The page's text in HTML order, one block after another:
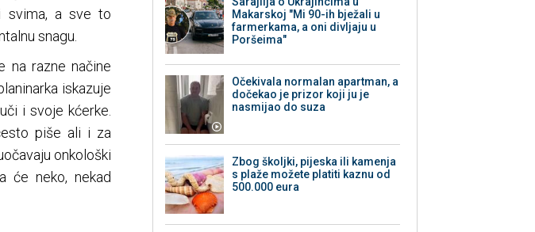
svima, a sve to
snagu.
na razne načine
iskazuje
i svoje kćerke.
piše ali i za
onkološki
će neko, nekad
Makarskoj "Mi 90-ih bježali u
farmerkama, a oni divljaju u
Poršeima"
Očekivala normalan apartman, a
dočekao je prizor koji ju je
nasmijao do suza
Zbog školjki, pijeska ili kamenja
s plaže možete platiti kaznu od
500.000 eura